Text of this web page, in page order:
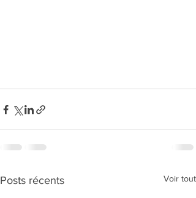
Posts récents Voir tout